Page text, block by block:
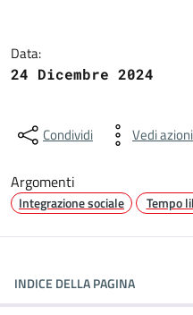
Data:
24 Dicembre 2024
Condividi Vedi azioni
Argomenti
Integrazione sociale Tempo
INDICE DELLA PAGINA